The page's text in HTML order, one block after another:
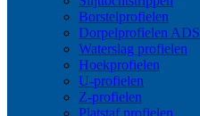
Borstelprofielen
Dorpelprofielen ADS
Waterslag profielen
Hoekprofielen
U-profielen
Z-profielen
Platstaf profielen